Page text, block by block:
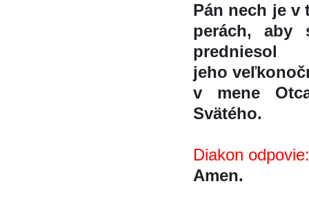
Pán nech je
perách, aby
predniesol
jeho
v mene
Svätého.
Diakon odpovie:
Amen.